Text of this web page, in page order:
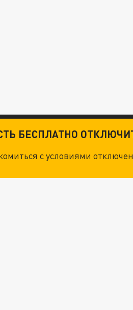
БЕСПЛАТНО
с условиями